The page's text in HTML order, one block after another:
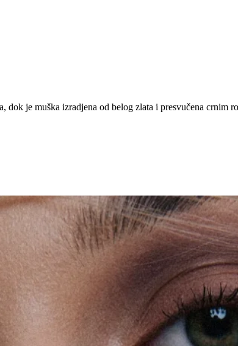
je muška izradjena od belog zlata i presvučena crnim